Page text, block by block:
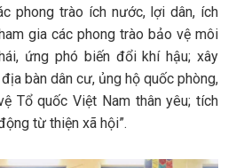
phong trào ích nước, lợi dân, ích
gia các phong trào bảo vệ môi
ứng phó biến đổi khí hậu; xây
bàn dân cư, ủng hộ quốc phòng,
Tổ quốc Việt Nam thân yêu; tích
từ thiện xã hội”.